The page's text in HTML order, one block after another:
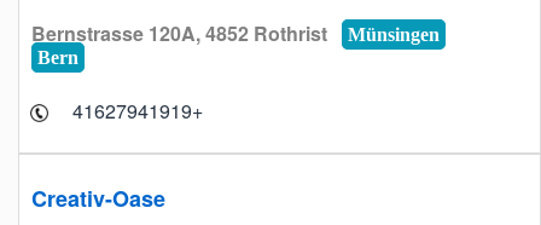
Bernstrasse 120A, 4852 Rothrist
Münsingen
Bern
+41627941919
Creativ-Oase